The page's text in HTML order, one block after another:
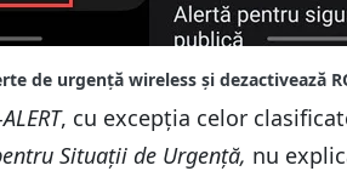
, cu excepția celor
Situații de Urgență, nu